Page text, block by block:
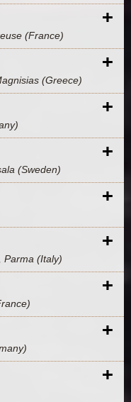
(France) +
(Greece) +
+
(Sweden) +
+
Parma (Italy) +
+
+
+